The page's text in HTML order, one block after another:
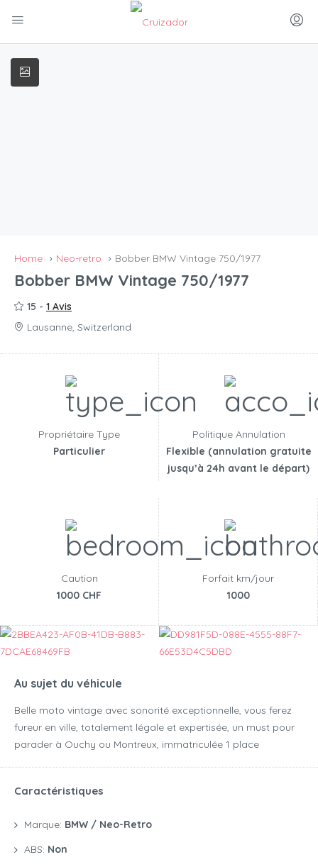
Home Neo-retro Bobber BMW Vintage 750/1977
Bobber BMW Vintage 750/1977
15 - 1 Avis
Lausanne, Switzerland
Propriétaire Type
Particulier
Politique Annulation
Flexible (annulation gratuite
jusqu’à 24h avant le départ)
Caution
1000 CHF
Forfait km/jour
1000
Au sujet du véhicule
Belle moto vintage avec sonorité exceptionnelle, vous ferez
fureur en ville, totalement légale et expertisée, un must pour
parader à Ouchy ou Montreux, immatriculée 1 place
Caractéristiques
Marque: BMW / Neo-Retro
ABS: Non